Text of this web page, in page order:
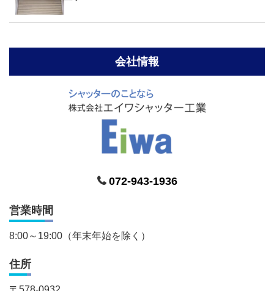
会社情報
072-943-1936
営業時間
8:00～19:00（年末年始を除く）
住所